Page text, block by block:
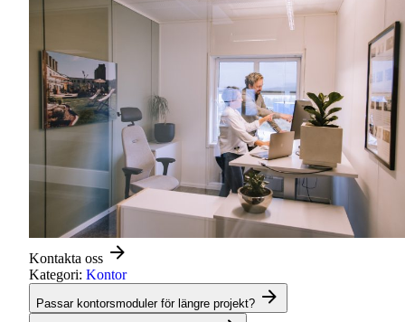
Kontakta oss
Kategori: Kontor
Passar kontorsmoduler för längre projekt?